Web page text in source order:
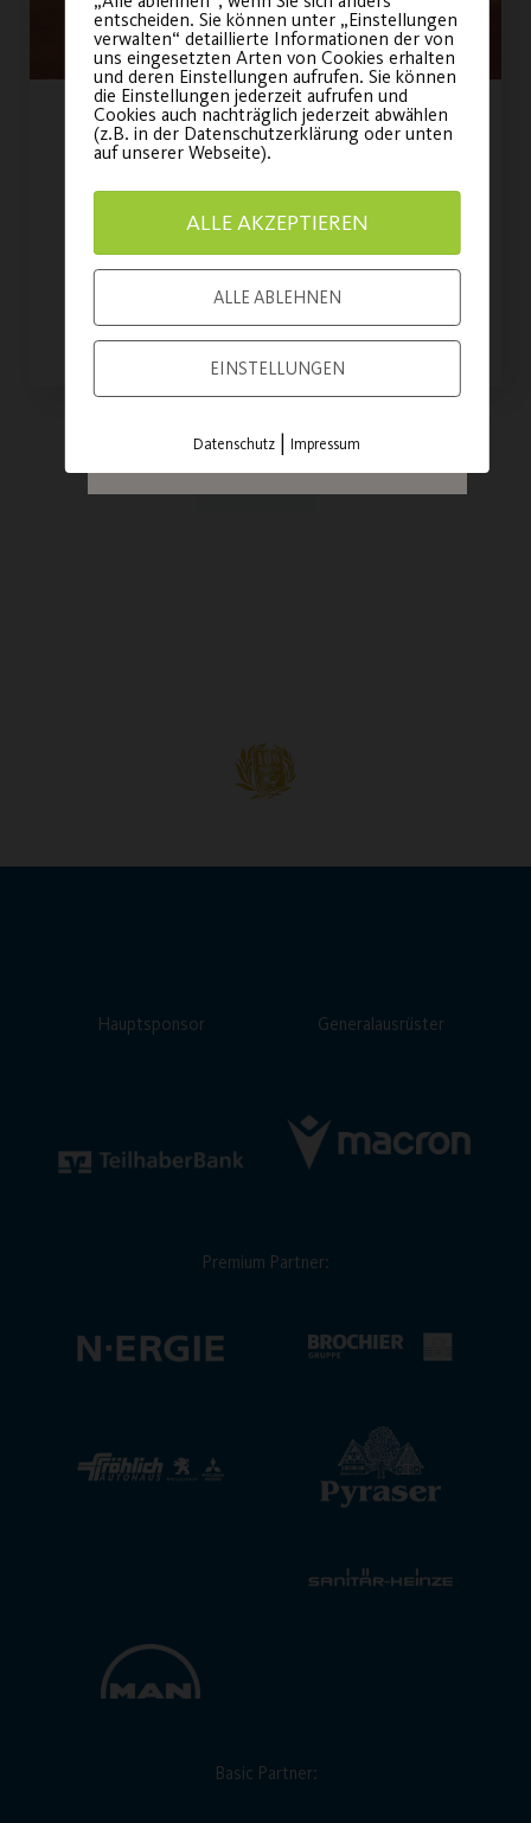
Mehr Tennis geht nicht!
Tennis startet so früh wie nie in die
Sandplatz-Saison.
WEITERLESEN
Hauptsponsor Generalausrüster
Premium Partner:
Basic Partner:
entscheiden. Sie können unter „Einstellungen
verwalten“ detaillierte Informationen der von
uns eingesetzten Arten von Cookies erhalten
und deren Einstellungen aufrufen. Sie können
die Einstellungen jederzeit aufrufen und
Cookies auch nachträglich jederzeit abwählen
(z.B. in der Datenschutzerklärung oder unten
auf unserer Webseite).
ALLE AKZEPTIEREN
ALLE ABLEHNEN
EINSTELLUNGEN
Datenschutz |Impressum
Jubiläumsfeier!
Sei am am21. November
2026dabei und feiere
Vereinsgeschichte!
JETZT TICKET
SICHERN